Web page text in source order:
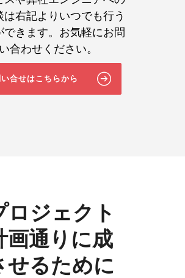
は右記よりいつでも行う
できます。お気軽にお問
い合わせください。
合せはこちらから
ロジェクト
画通りに成
せるために